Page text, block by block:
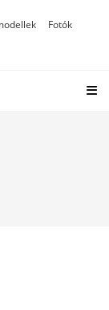
Fotók